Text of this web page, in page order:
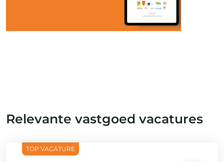
Relevante vastgoed vacatures